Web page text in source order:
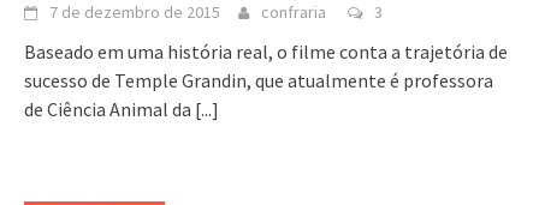
7 de dezembro de 2015 confraria 3
Baseado em uma história real, o filme conta a trajetória de
sucesso de Temple Grandin, que atualmente é professora
de Ciência Animal da [...]